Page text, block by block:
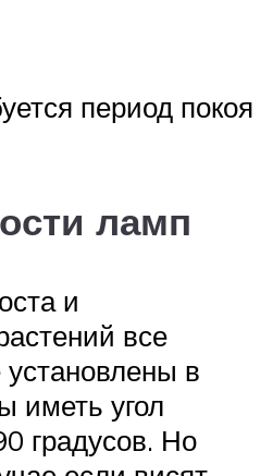
период покоя
ламп
и
все
в
иметь угол
градусов. Но